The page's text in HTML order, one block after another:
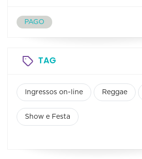
PAGO
TAG
Ingressos on-line Reggae
Show e Festa